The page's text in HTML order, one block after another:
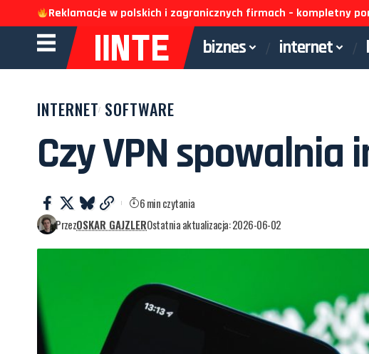
Reklamacje w polskich i zagranicznych firmach – kompletny
biznes internet
INTERNET SOFTWARE
Czy VPN spowalnia
PrzezOSKAR GAJZLEROstatnia aktualizacja: 2026-06-02
6 min czytania